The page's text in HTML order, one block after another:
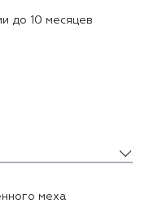
до 10 месяцев
меха